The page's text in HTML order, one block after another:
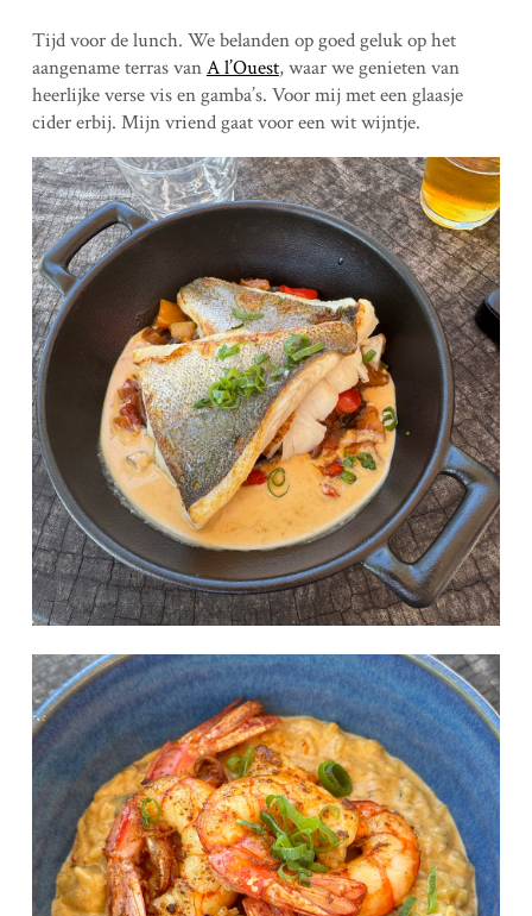
Tijd voor de lunch. We belanden op goed geluk op het
aangename terras vanA l’Ouest, waar we genieten van
heerlijke verse vis en gamba’s. Voor mij met een glaasje
cider erbij. Mijn vriend gaat voor een wit wijntje.